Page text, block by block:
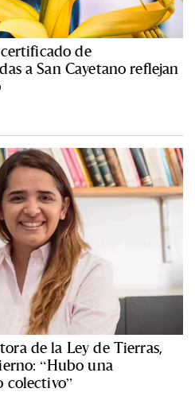
de
a San Cayetano reflejan
de la Ley de Tierras,
“Hubo una
colectivo”